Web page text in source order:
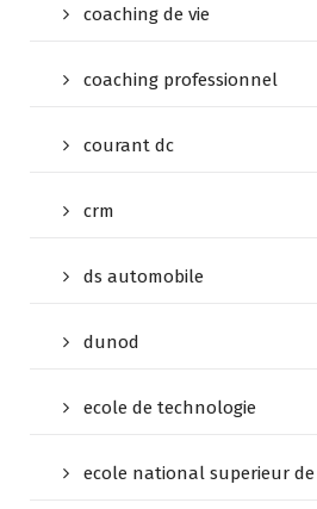
coaching de vie
coaching professionnel
courant dc
crm
ds automobile
dunod
ecole de technologie
ecole national superieur